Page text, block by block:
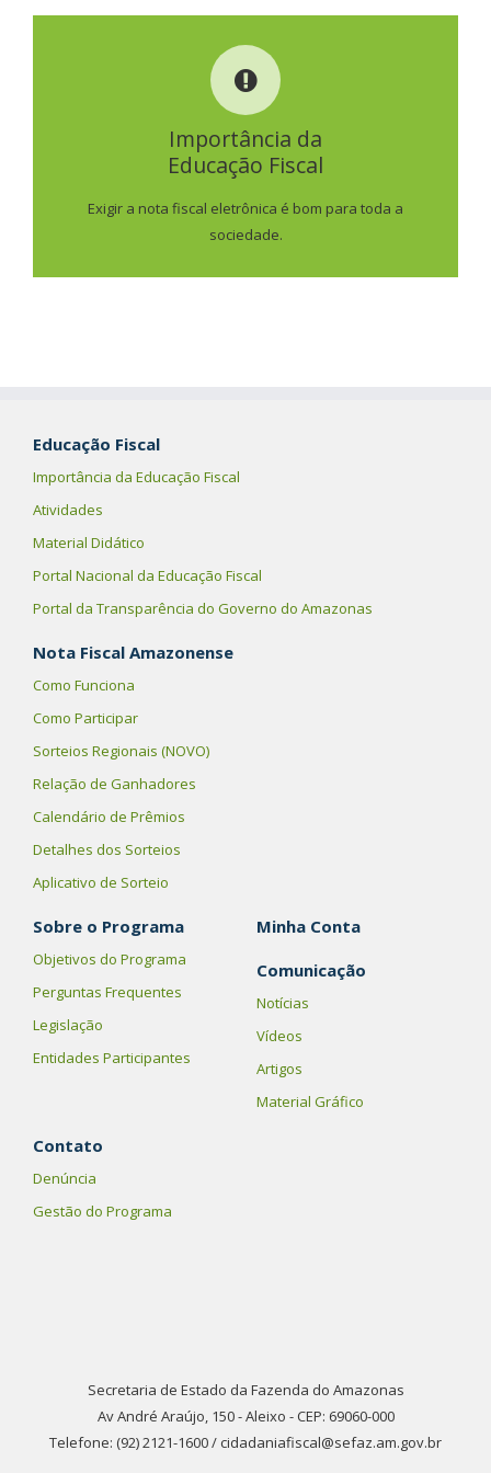
Importância da
Educação Fiscal
Exigir a nota fiscal eletrônica é bom para toda a
sociedade.
IMPORTÂNCIA DA
SAIBA MAIS
Educação Fiscal
Importância da Educação Fiscal
Atividades
Material Didático
Portal Nacional da Educação Fiscal
Portal da Transparência do Governo do Amazonas
Nota Fiscal Amazonense
Como Funciona
Como Participar
Sorteios Regionais (NOVO)
Relação de Ganhadores
Calendário de Prêmios
Detalhes dos Sorteios
Aplicativo de Sorteio
Sobre o Programa
Objetivos do Programa
Perguntas Frequentes
Legislação
Entidades Participantes
Minha Conta
Comunicação
Notícias
Vídeos
Artigos
Material Gráfico
Contato
Denúncia
Gestão do Programa
Secretaria de Estado da Fazenda do Amazonas
Av André Araújo, 150 - Aleixo - CEP: 69060-000
Telefone: (92) 2121-1600 / cidadaniafiscal@sefaz.am.gov.br